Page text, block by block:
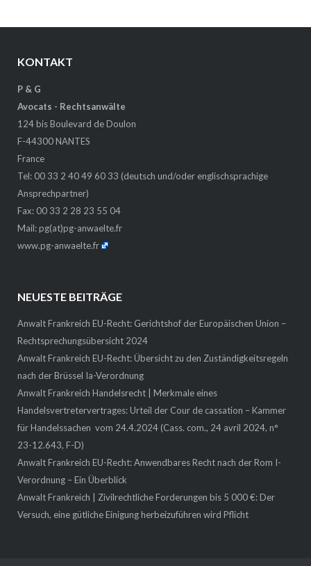
KONTAKT
P & G
Avocats - Rechtsanwälte
124 bis Boulevard de Doulon
F-44300 NANTES
France
Tel: 00 33 2 40 49 60 33 (deutsch und/oder englischsprachige
Ansprechpartner)
Fax: 00 33 2 28 23 55 04
Mail:pg(at)pg-anwaelte.fr
www.pg-anwaelte.fr
NEUESTE BEITRÄGE
Anwalt Frankreich EU-Recht: Gerichtshof der Europäischen Union –
Rechtsprechungsübersicht 2024
Anwalt Frankreich EU-Recht: Übersicht zu den Zuständigkeitsregeln
nach der Brüssel Ia-Verordnung
Anwalt Frankreich Handelsrecht | Merkmale eines
Handelsvertretervertrages: Urteil der Cour de cassation – Kammer
für Handelssachen vom 24.4.2024 (Cass. com., 24 avril 2024, n°
23-12.643, F-D)
Anwalt Frankreich EU-Recht: Anwendbares Recht nach der Rom I-
Verordnung – Ein Überblick
Anwalt Frankreich | Zivilrechtliche Forderungen bis 5 000 €: Der
Versuch, eine gütliche Einigung herbeizuführen wird Pflicht